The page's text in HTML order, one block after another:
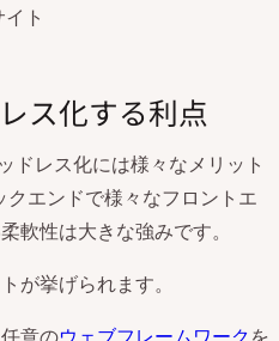
ト
ス化する利点
レス化には様々なメリット
エンドで様々なフロントエ
軟性は大きな強みです。
が挙げられます。